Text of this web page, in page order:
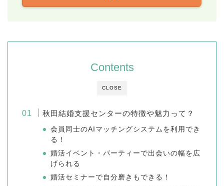
CLOSE
Contents
秋田結婚支援センターの特徴や魅力って？
会員同士のAIマッチングシステムを利用でき
る！
婚活イベント・パーティーで出会いの幅を広
げられる
婚活セミナーで自分磨きもできる！